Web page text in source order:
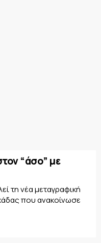
“άσο” με
τη νέα μεταγραφική
που ανακοίνωσε